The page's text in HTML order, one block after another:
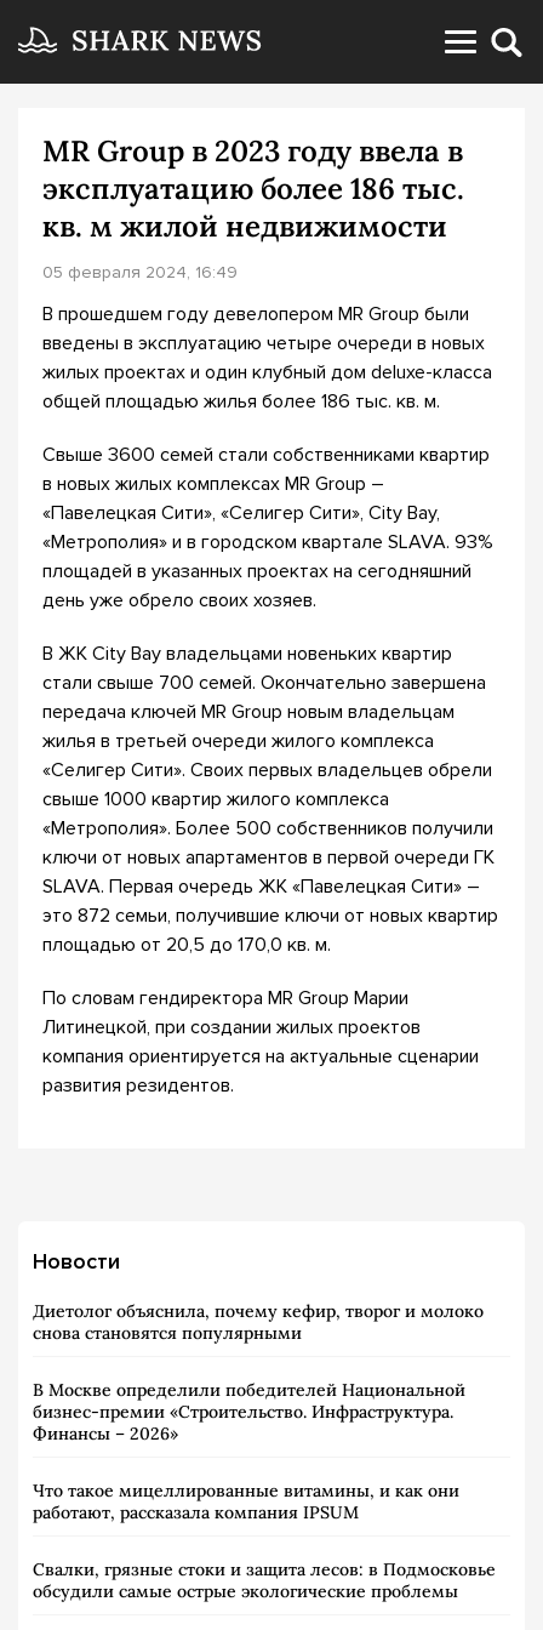
MR Group в 2023 году ввела в
эксплуатацию более 186 тыс.
кв. м жилой недвижимости
05 февраля 2024, 16:49
В прошедшем году девелопером MR Group были
введены в эксплуатацию четыре очереди в новых
жилых проектах и один клубный дом deluxe-класса
общей площадью жилья более 186 тыс. кв. м.
Свыше 3600 семей стали собственниками квартир
в новых жилых комплексах MR Group –
«Павелецкая Сити», «Селигер Сити», City Bay,
«Метрополия» и в городском квартале SLAVA. 93%
площадей в указанных проектах на сегодняшний
день уже обрело своих хозяев.
В ЖК City Bay владельцами новеньких квартир
стали свыше 700 семей. Окончательно завершена
передача ключей MR Group новым владельцам
жилья в третьей очереди жилого комплекса
«Селигер Сити». Своих первых владельцев обрели
свыше 1000 квартир жилого комплекса
«Метрополия». Более 500 собственников получили
ключи от новых апартаментов в первой очереди ГК
SLAVA. Первая очередь ЖК «Павелецкая Сити» –
это 872 семьи, получившие ключи от новых квартир
площадью от 20,5 до 170,0 кв. м.
По словам гендиректора MR Group Марии
Литинецкой, при создании жилых проектов
компания ориентируется на актуальные сценарии
развития резидентов.
Новости
Диетолог объяснила, почему кефир, творог и молоко
снова становятся популярными
В Москве определили победителей Национальной
бизнес-премии «Строительство. Инфраструктура.
Финансы – 2026»
Что такое мицеллированные витамины, и как они
работают, рассказала компания IPSUM
Свалки, грязные стоки и защита лесов: в Подмосковье
обсудили самые острые экологические проблемы